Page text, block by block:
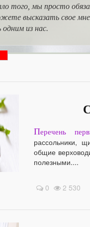
того, мы просто
высказать свое
из нас.
Перечень
рассольники,
общие
полезными....
0 2 530